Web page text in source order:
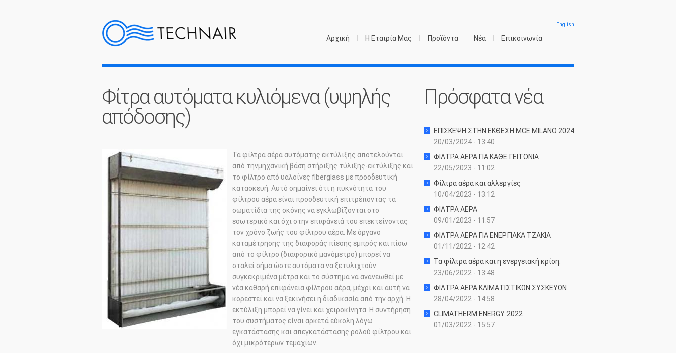
English
Αρχική Η Εταιρία Μας Προϊόντα Νέα Επικοινωνία
Φίτρα αυτόματα κυλιόμενα (υψηλής
απόδοσης)
Τα φίλτρα αέρα αυτόματης εκτύλιξης αποτελούνται
από τηνμηχανική βάση στήριξης τύλιξης-εκτύλιξης και
το φίλτρο από υαλοΐνες fiberglass με προοδευτική
κατασκευή. Αυτό σημαίνει ότι η πυκνότητα του
φίλτρου αέρα είναι προοδευτική επιτρέποντας τα
σωματίδια της σκόνης να εγκλωβίζονται στο
εσωτερικό και όχι στην επιφάνειά του επεκτείνοντας
τον χρόνο ζωής του φίλτρου αέρα. Με όργανο
καταμέτρησης της διαφοράς πίεσης εμπρός και πίσω
από το φίλτρο (διαφορικό μανόμετρο) μπορεί να
σταλεί σήμα ώστε αυτόματα να ξετυλιχτούν
συγκεκριμένα μέτρα και το σύστημα να ανανεωθεί με
νέα καθαρή επιφάνεια φίλτρου αέρα, μέχρι και αυτή να
κορεστεί και να ξεκινήσει η διαδικασία από την αρχή. Η
εκτύλιξη μπορεί να γίνει και χειροκίνητα. Η συντήρηση
του συστήματος είναι αρκετά εύκολη λόγω
εγκατάστασης και απεγκατάστασης ρολού φίλτρου και
όχι μικρότερων τεμαχίων.
Πρόσφατα νέα
ΕΠΙΣΚΕΨΗ ΣΤΗΝ ΕΚΘΕΣΗ MCE MILANO 2024
20/03/2024 - 13:40
ΦΙΛΤΡΑ ΑΕΡΑ ΓΙΑ ΚΑΘΕ ΓΕΙΤΟΝΙΑ
22/05/2023 - 11:02
Φίλτρα αέρα και αλλεργίες
10/04/2023 - 13:12
ΦΙΛΤΡΑ ΑΕΡΑ
09/01/2023 - 11:57
ΦΙΛΤΡΑ ΑΕΡΑ ΓΙΑ ΕΝΕΡΓΙΑΚΑ ΤΖΑΚΙΑ
01/11/2022 - 12:42
Τα φίλτρα αέρα και η ενεργειακή κρίση.
23/06/2022 - 13:48
ΦΙΛΤΡΑ ΑΕΡΑ ΚΛΙΜΑΤΙΣΤΙΚΩΝ ΣΥΣΚΕΥΩΝ
28/04/2022 - 14:58
CLIMATHERM ENERGY 2022
01/03/2022 - 15:57